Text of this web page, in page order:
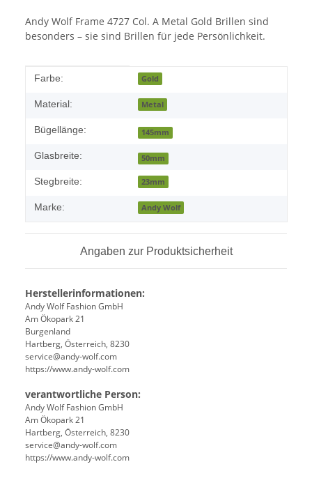
Andy Wolf Frame 4727 Col. A Metal Gold Brillen sind
besonders – sie sind Brillen für jede Persönlichkeit.
Produkteigenschaft
Wert
Farbe: Gold
Material: Metal
Bügellänge: 145mm
Glasbreite: 50mm
Stegbreite: 23mm
Marke: Andy Wolf
Angaben zur Produktsicherheit
Herstellerinformationen:
Andy Wolf Fashion GmbH
Am Ökopark 21
Burgenland
Hartberg, Österreich, 8230
service@andy-wolf.com
https://www.andy-wolf.com
verantwortliche Person:
Andy Wolf Fashion GmbH
Am Ökopark 21
Hartberg, Österreich, 8230
service@andy-wolf.com
https://www.andy-wolf.com